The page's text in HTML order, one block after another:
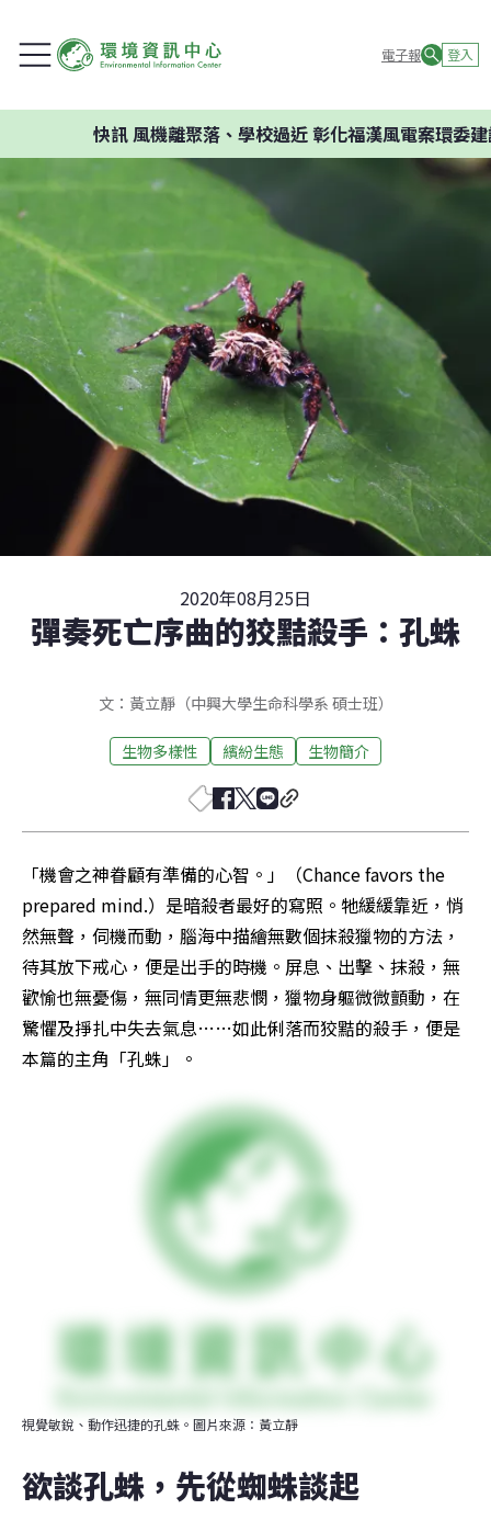
電子報 登入
風機離聚落、學校過近 彰化福漢風電案環委建議不應開
2020年08月25日
彈奏死亡序曲的狡黠殺手：孔蛛
文：黃立靜（中興大學生命科學系 碩士班）
生物多樣性 繽紛生態 生物簡介
「機會之神眷顧有準備的心智。」（Chance favors the
prepared mind.）是暗殺者最好的寫照。牠緩緩靠近，悄
然無聲，伺機而動，腦海中描繪無數個抹殺獵物的方法，
待其放下戒心，便是出手的時機。屏息、出擊、抹殺，無
歡愉也無憂傷，無同情更無悲憫，獵物身軀微微顫動，在
驚懼及掙扎中失去氣息……如此俐落而狡黠的殺手，便是
本篇的主角「孔蛛」。
視覺敏銳、動作迅捷的孔蛛。圖片來源：黃立靜
欲談孔蛛，先從蜘蛛談起